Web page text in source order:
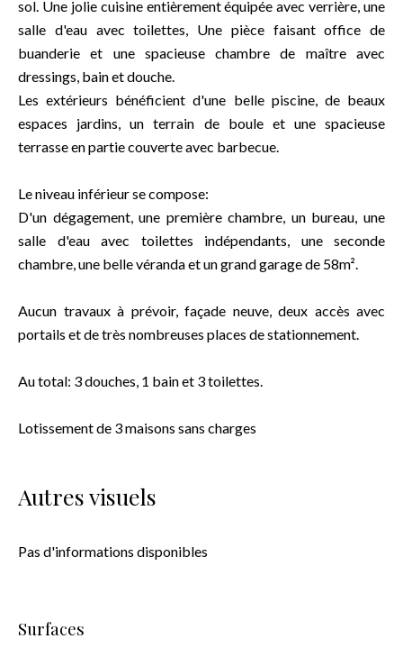
sol. Une jolie cuisine entièrement équipée avec verrière, une
salle d'eau avec toilettes, Une pièce faisant office de
buanderie et une spacieuse chambre de maître avec
dressings, bain et douche.
Les extérieurs bénéficient d'une belle piscine, de beaux
espaces jardins, un terrain de boule et une spacieuse
terrasse en partie couverte avec barbecue.
Le niveau inférieur se compose:
D'un dégagement, une première chambre, un bureau, une
salle d'eau avec toilettes indépendants, une seconde
chambre, une belle véranda et un grand garage de 58m².
Aucun travaux à prévoir, façade neuve, deux accès avec
portails et de très nombreuses places de stationnement.
Au total: 3 douches, 1 bain et 3 toilettes.
Lotissement de 3 maisons sans charges
Autres visuels
Pas d'informations disponibles
Surfaces